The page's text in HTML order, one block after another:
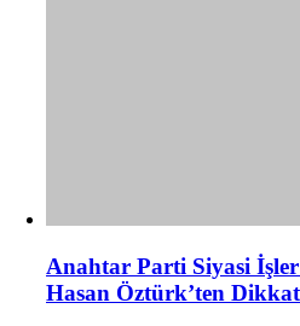
Anahtar Parti Siyasi İşler
Hasan Öztürk’ten Dikkat